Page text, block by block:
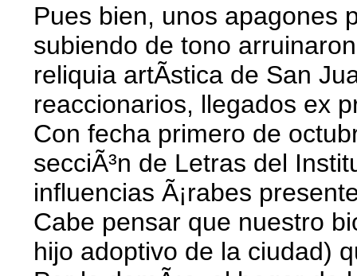
Pues bien, unos apagones
subiendo de tono
reliquia artÃ­stica de San
reaccionarios, llegados ex
Con fecha primero de
secciÃ³n de Letras del
influencias Ã¡rabes
Cabe pensar que nuestro
hijo adoptivo de la ciudad)